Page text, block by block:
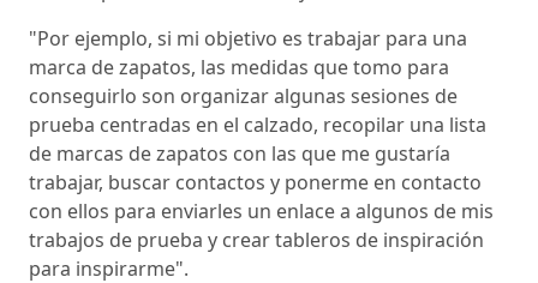
"Por ejemplo, si mi objetivo es trabajar para una
marca de zapatos, las medidas que tomo para
conseguirlo son organizar algunas sesiones de
prueba centradas en el calzado, recopilar una lista
de marcas de zapatos con las que me gustaría
trabajar, buscar contactos y ponerme en contacto
con ellos para enviarles un enlace a algunos de mis
trabajos de prueba y crear tableros de inspiración
para inspirarme".